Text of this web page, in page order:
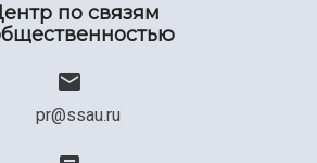
по связям
pr@ssau.ru